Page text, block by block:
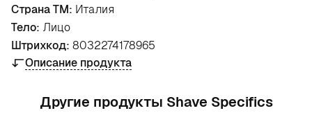
Страна ТМ: Италия
Тело: Лицо
Штрихкод: 8032274178965
Описание продукта
Другие продукты Shave Specifics